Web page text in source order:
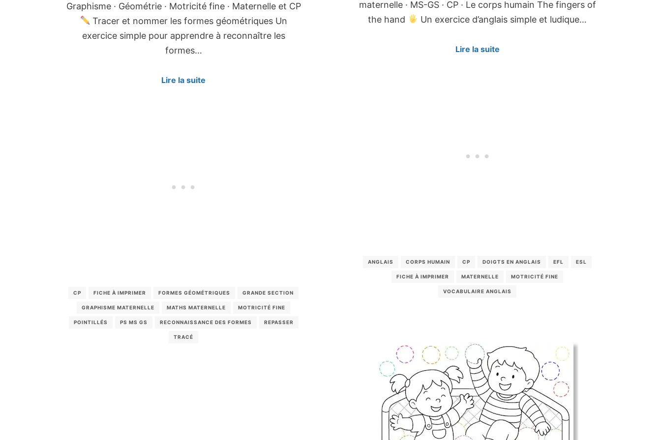
Graphisme · Géométrie · Motricité fine · Maternelle et CP
Tracer et nommer les formes géométriques Un
exercice simple pour apprendre à reconnaître les
formes…
Lire la suite
CP FICHE À IMPRIMER FORMES GÉOMÉTRIQUES GRANDE SECTION
GRAPHISME MATERNELLE MATHS MATERNELLE MOTRICITÉ FINE
POINTILLÉS PS MS GS RECONNAISSANCE DES FORMES REPASSER
TRACÉ
maternelle · MS-GS · CP · Le corps humain The fingers of
the hand
Un exercice d’anglais simple et ludique…
Lire la suite
ANGLAIS CORPS HUMAIN CP DOIGTS EN ANGLAIS EFL ESL
FICHE À IMPRIMER MATERNELLE MOTRICITÉ FINE
VOCABULAIRE ANGLAIS